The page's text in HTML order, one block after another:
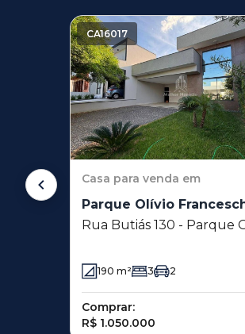
CA16017
Casa para venda em
Parque Olívio
Rua Butiás 130 - Parque
190 m² 3 2
Comprar:
R$ 1.050.000